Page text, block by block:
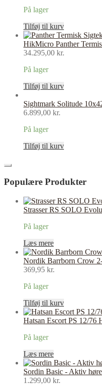
På lager
Tilføj til kurv
HikMicro Panther
34.295,00 kr.
På lager
Tilføj til kurv
Sightmark Solitude
6.899,00 kr.
På lager
Tilføj til kurv
Populære Produkter
Strasser RS SOLO
På lager
Læs mere
Nordik Barrborn Crow
369,95 kr.
På lager
Tilføj til kurv
Hatsan Escort PS 12/76
På lager
Læs mere
Sordin Basic - Aktiv
1.299,00 kr.